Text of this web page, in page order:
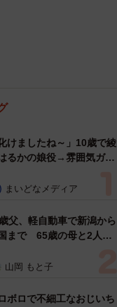
化けましたね～」10歳で綾
るかの娘役→雰囲気ガラ
気が」「宝塚に入れそ
まいどなメディア
父、軽自動車で新潟から
まで 65歳の母と2人で
で分刻み… 「大学生で
山岡 もと子
ボロで不細工なおじいち